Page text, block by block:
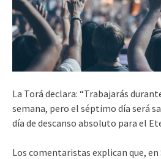
La Torá declara: “Trabajarás
semana, pero el séptimo día será
día de descanso absoluto para el
Los comentaristas explican que,